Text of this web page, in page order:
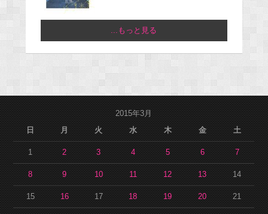
...もっと見る
2015年3月
日
月 火 水 木 金 土
1 2 3 4 5 6 7
8 9 10 11 12 13 14
15 16 17 18 19 20 21